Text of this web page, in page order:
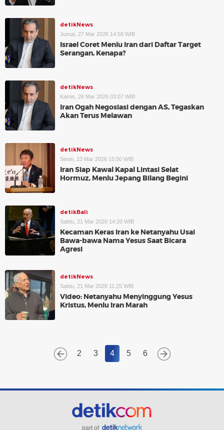
detikNews
Jumat, 27 Mar 2026 14:58 WIB
Israel Coret Menlu Iran dari Daftar Target
Serangan, Kenapa?
detikNews
Kamis, 26 Mar 2026 03:07 WIB
Iran Ogah Negosiasi dengan AS, Tegaskan
Akan Terus Melawan
detikNews
Senin, 23 Mar 2026 15:50 WIB
Iran Siap Kawal Kapal Lintasi Selat
Hormuz, Menlu Jepang Bilang Begini
detikBali
Sabtu, 21 Mar 2026 14:20 WIB
Kecaman Keras Iran ke Netanyahu Usai
Bawa-bawa Nama Yesus Saat Bicara
Agresi
detikNews
Sabtu, 21 Mar 2026 11:25 WIB
Video: Netanyahu Menyinggung Yesus
Kristus, Menlu Iran Marah
2 3 4 5 6
part of